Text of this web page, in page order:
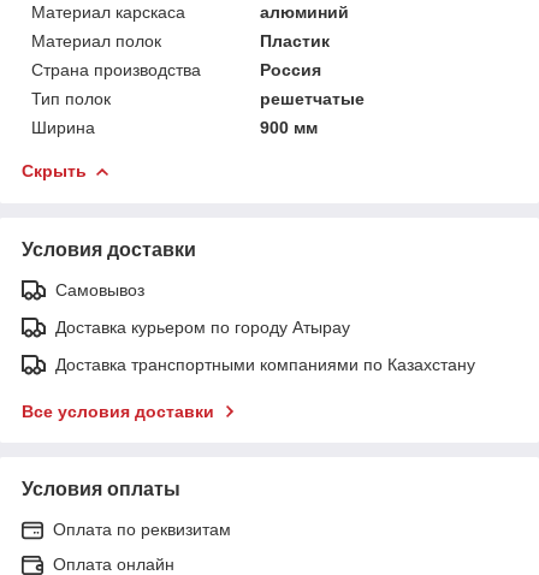
Материал карскаса
алюминий
Материал полок
Пластик
Страна производства
Россия
Тип полок
решетчатые
Ширина
900 мм
Скрыть
Условия доставки
Самовывоз
Доставка курьером по городу Атырау
Доставка транспортными компаниями по Казахстану
Все условия доставки
Условия оплаты
Оплата по реквизитам
Оплата онлайн